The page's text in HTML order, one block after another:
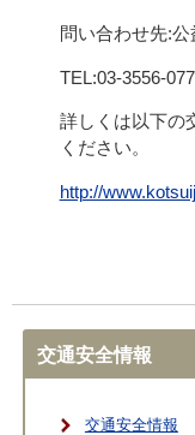
問い合わせ先:
TEL:03-3556-
詳しくは以下の
ください。
http://
交通安全情報
交通安全情報